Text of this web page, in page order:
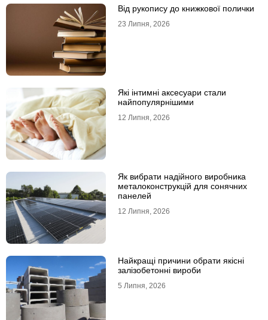
Від рукопису до книжкової полички
23 Липня, 2026
Які інтимні аксесуари стали
найпопулярнішими
12 Липня, 2026
Як вибрати надійного виробника
металоконструкцій для сонячних
панелей
12 Липня, 2026
Найкращі причини обрати якісні
залізобетонні вироби
5 Липня, 2026